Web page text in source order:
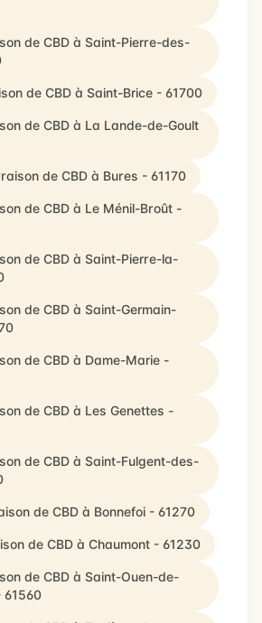
de CBD à Saint-Pierre-des-
de CBD à Saint-Brice - 61700
de CBD à La Lande-de-Goult
de CBD à Bures - 61170
de CBD à Le Ménil-Broût -
de CBD à Saint-Pierre-la-
de CBD à Saint-Germain-
de CBD à Dame-Marie -
de CBD à Les Genettes -
de CBD à Saint-Fulgent-des-
de CBD à Bonnefoi - 61270
de CBD à Chaumont - 61230
de CBD à Saint-Ouen-de-
61560